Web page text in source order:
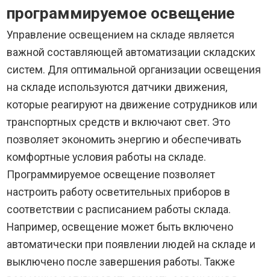
программируемое освещение
Управление освещением на складе является
важной составляющей автоматизации складских
систем. Для оптимальной организации освещения
на складе используются датчики движения,
которые реагируют на движение сотрудников или
транспортных средств и включают свет. Это
позволяет экономить энергию и обеспечивать
комфортные условия работы на складе.
Программируемое освещение позволяет
настроить работу осветительных приборов в
соответствии с расписанием работы склада.
Например, освещение может быть включено
автоматически при появлении людей на складе и
выключено после завершения работы. Также